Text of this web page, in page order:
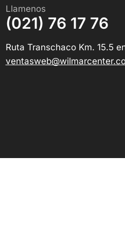
Llamenos
(021) 76 17 76
Ruta Transchaco Km. 15.5